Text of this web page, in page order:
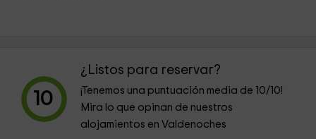
10
¿Listos para reservar?
¡Tenemos una puntuación media de 10/10!
Mira lo que opinan de nuestros
alojamientos en Valdenoches